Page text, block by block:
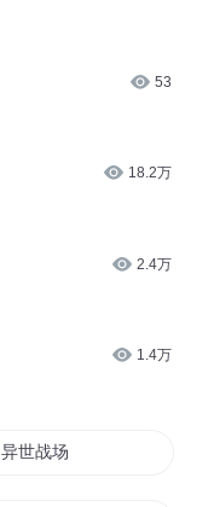
53
18.2万
2.4万
1.4万
异世战场